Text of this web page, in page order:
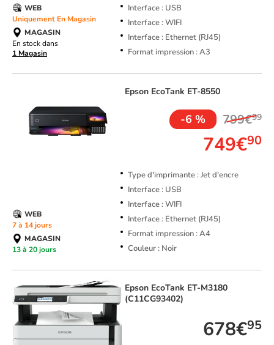
Interface : USB
Interface : WIFI
Interface : Ethernet (RJ45)
Format impression : A3
WEB
Uniquement En Magasin
MAGASIN
En stock dans
1 Magasin
Epson EcoTank ET-8550
-6 % 799€99
749€90
Type d'imprimante : Jet d'encre
Interface : USB
Interface : WIFI
Interface : Ethernet (RJ45)
Format impression : A4
Couleur : Noir
WEB
7 à 14 jours
MAGASIN
13 à 20 jours
Epson EcoTank ET-M3180
(C11CG93402)
678€95